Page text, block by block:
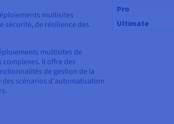
multisites
sécurité, de résilience des
multisites de
complexes. Il offre des
de gestion de la
des scénarios d'automatisation
Pro
Ultimate